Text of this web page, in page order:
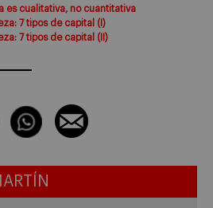
es cualitativa, no cuantitativa
7 tipos de capital (I)
7 tipos de capital (II)